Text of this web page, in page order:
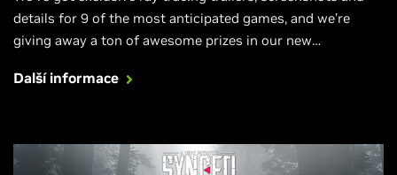
details for 9 of the most anticipated games, and we’re
giving away a ton of awesome prizes in our new
Další informace